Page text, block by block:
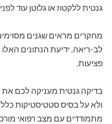
גנטית ללקטוז או גלוטן עוד
מחקרים מראים שגנים
לב-ריאה. ידיעת הנתונים
פציעות.
בדיקה גנטית מעניקה לכם את
ולא על בסיס סטטיסטיקות
מתמודדים עם מצב רפואי